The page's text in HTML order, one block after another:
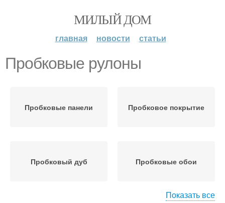
МИЛЫЙ ДОМ
главная новости статьи
Пробковые рулоны
Пробковые панели Пробковое покрытие
Пробковый дуб Пробковые обои
Показать все